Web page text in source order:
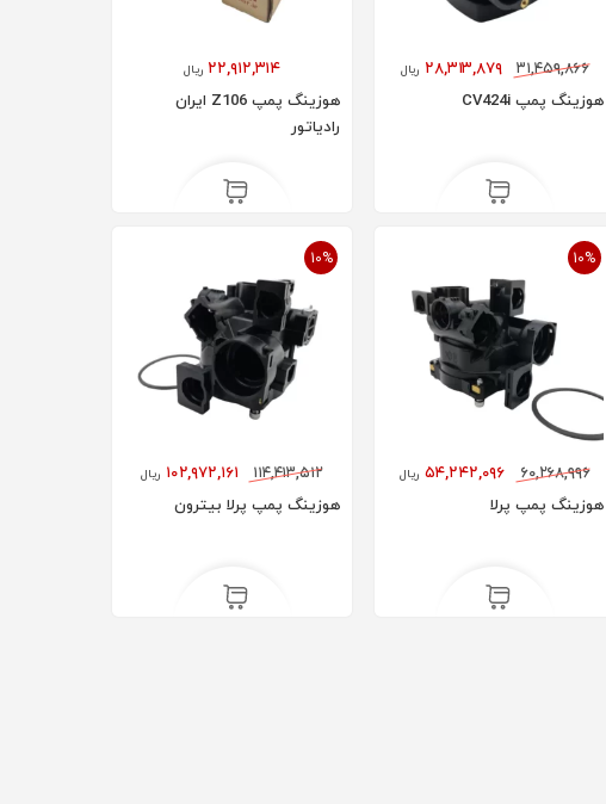
۳۱,۴۵۹,۸۶۶ ۲۸,۳۱۳,۸۷۹ ریال
هوزینگ پمپ CV424i
۲۲,۹۱۲,۳۱۴ ریال
هوزینگ پمپ Z106 ایران
رادیاتور
10%
۶۰,۲۶۸,۹۹۶ ۵۴,۲۴۲,۰۹۶ ریال
هوزینگ پمپ پرلا
10%
۱۱۴,۴۱۳,۵۱۲ ۱۰۲,۹۷۲,۱۶۱ ریال
هوزینگ پمپ پرلا بیترون